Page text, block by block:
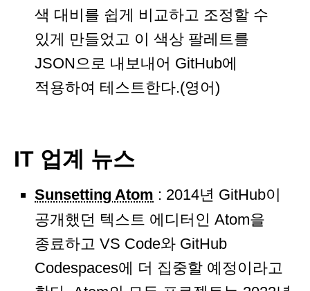
색 대비를 쉽게 비교하고 조정할 수
있게 만들었고 이 색상 팔레트를
JSON으로 내보내어 GitHub에
적용하여 테스트한다.(영어)
IT 업계 뉴스
Sunsetting Atom : 2014년 GitHub이
공개했던 텍스트 에디터인 Atom을
종료하고 VS Code와 GitHub
Codespaces에 더 집중할 예정이라고